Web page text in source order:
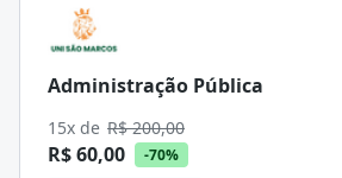
Administração Pública
15x de R$ 200,00
R$ 60,00 -70%